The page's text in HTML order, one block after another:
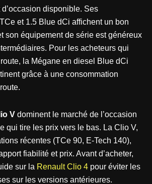
disponible. Ses
et 1.5 Blue dCi affichent un bon
son équipement de série est généreux
Pour les acheteurs qui
la Mégane en diesel Blue dCi
grâce à une consommation
V dominent le marché de l’occasion
qui tire les prix vers le bas. La Clio V,
récentes (TCe 90, E-Tech 140),
fiabilité et prix. Avant d’acheter,
sur la Renault Clio 4 pour éviter les
sur les versions antérieures.